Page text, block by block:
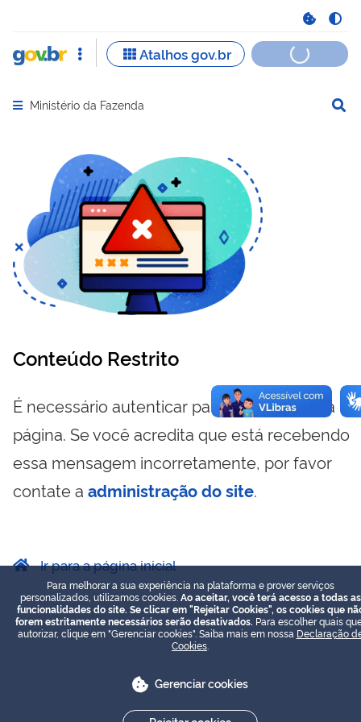
Abrir menu principal de navegação
Ministério da Fazenda
Conteúdo Restrito
É necessário autenticar para visualizar essa
página. Se você acredita que está recebendo
essa mensagem incorretamente, por favor
contate a administração do site.
Ir para a página inicial
Para melhorar a sua experiência na plataforma e prover serviços
personalizados, utilizamos cookies. Ao aceitar, você terá acesso a todas as
funcionalidades do site. Se clicar em "Rejeitar Cookies", os cookies que
forem estritamente necessários serão desativados. Para escolher quais
autorizar, clique em "Gerenciar cookies". Saiba mais em nossa Declaração
Cookies
Gerenciar cookies